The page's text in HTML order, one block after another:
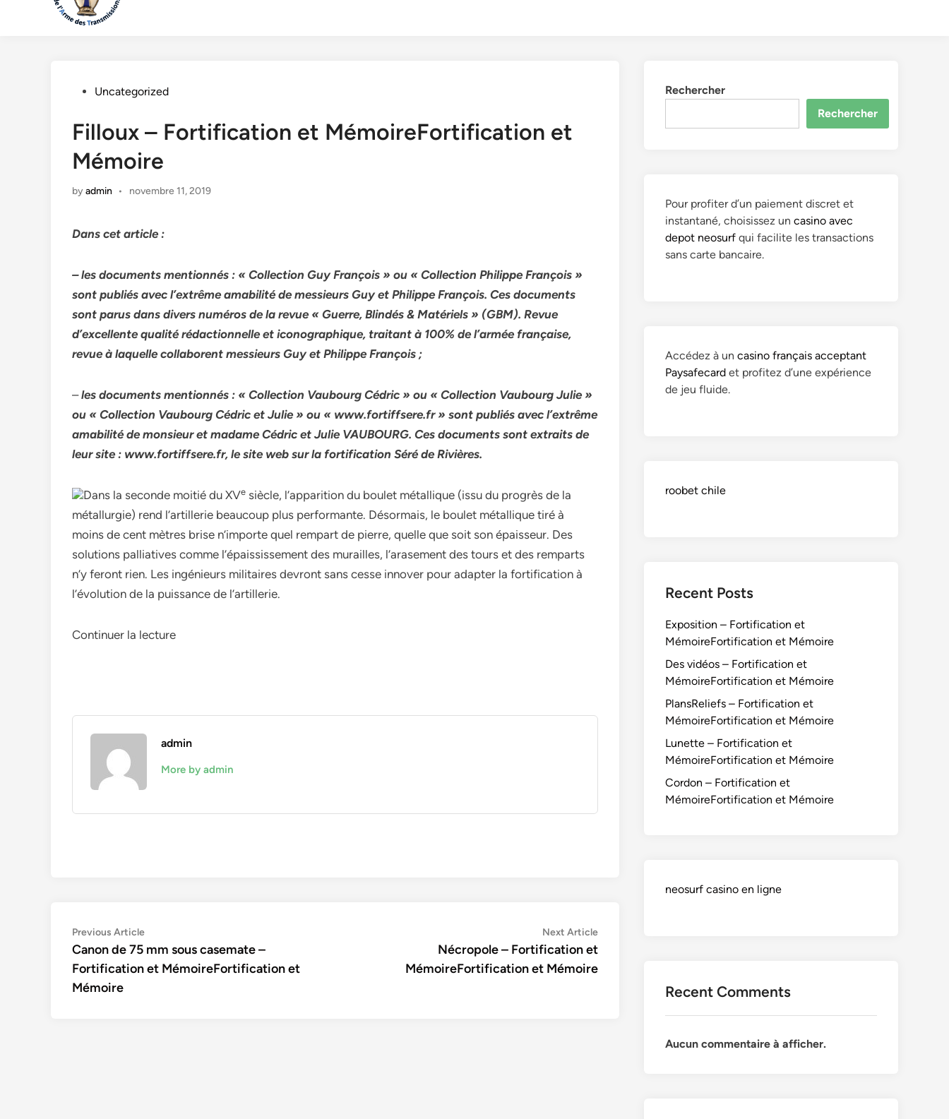
PostedUncategorized
Filloux – Fortification et MémoireFortification et
Mémoire
byadmin • novembre 11, 2019
Dans cet article :
– les documents mentionnés : « Collection Guy François » ou « Collection Philippe François »
sont publiés avec l’extrême amabilité de messieurs Guy et Philippe François. Ces documents
sont parus dans divers numéros de la revue « Guerre, Blindés & Matériels » (GBM). Revue
d’excellente qualité rédactionnelle et iconographique, traitant à 100% de l’armée française,
revue à laquelle collaborent messieurs Guy et Philippe François ;
–les documents mentionnés : « Collection Vaubourg Cédric » ou « Collection Vaubourg Julie »
ou « Collection Vaubourg Cédric et Julie » ou « www.fortiffsere.fr » sont publiés avec l’extrême
amabilité de monsieur et madame Cédric et Julie VAUBOURG. Ces documents sont extraits de
leur site : www.fortiffsere.fr, le site web sur la fortification Séré de Rivières.
Dans la seconde moitié du XVe siècle, l’apparition du boulet métallique (issu du progrès de la
métallurgie) rend l’artillerie beaucoup plus performante. Désormais, le boulet métallique tiré à
moins de cent mètres brise n’importe quel rempart de pierre, quelle que soit son épaisseur. Des
solutions palliatives comme l’épaississement des murailles, l’arasement des tours et des remparts
n’y feront rien. Les ingénieurs militaires devront sans cesse innover pour adapter la fortification à
l’évolution de la puissance de l’artillerie.
Continuer la lecture
admin
More by admin
Navigation
de
l’article
Previous ArticlePrevious
article:
Canon de 75 mm sous casemate –
Fortification et MémoireFortification et
Mémoire
Next ArticleNext
article:
Nécropole – Fortification et
MémoireFortification et Mémoire
Rechercher
Rechercher
Pour profiter d’un paiement discret et
instantané, choisissez un casino avec
depot neosurf qui facilite les transactions
sans carte bancaire.
Accédez à un casino français acceptant
Paysafecard et profitez d’une expérience
de jeu fluide.
roobet chile
Recent Posts
Exposition – Fortification et
MémoireFortification et Mémoire
Des vidéos – Fortification et
MémoireFortification et Mémoire
PlansReliefs – Fortification et
MémoireFortification et Mémoire
Lunette – Fortification et
MémoireFortification et Mémoire
Cordon – Fortification et
MémoireFortification et Mémoire
neosurf casino en ligne
Recent Comments
Aucun commentaire à afficher.